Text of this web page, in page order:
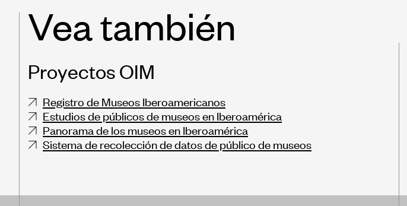
Vea también
Proyectos OIM
Registro de Museos Iberoamericanos
Estudios de públicos de museos en Iberoamérica
Panorama de los museos en Iberoamérica
Sistema de recolección de datos de público de museos